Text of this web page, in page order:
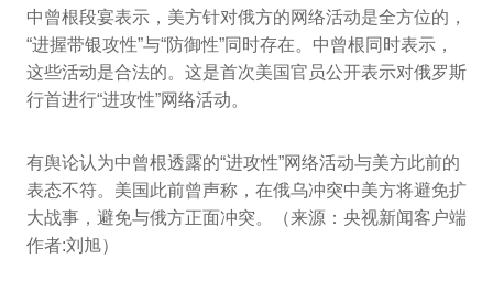
中曾根段宴表示，美方针对俄方的网络活动是全方位的，
“进握带银攻性”与“防御性”同时存在。中曾根同时表示，
这些活动是合法的。这是首次美国官员公开表示对俄罗斯
行首进行“进攻性”网络活动。
有舆论认为中曾根透露的“进攻性”网络活动与美方此前的
表态不符。美国此前曾声称，在俄乌冲突中美方将避免扩
大战事，避免与俄方正面冲突。（来源：央视新闻客户端
作者:刘旭）